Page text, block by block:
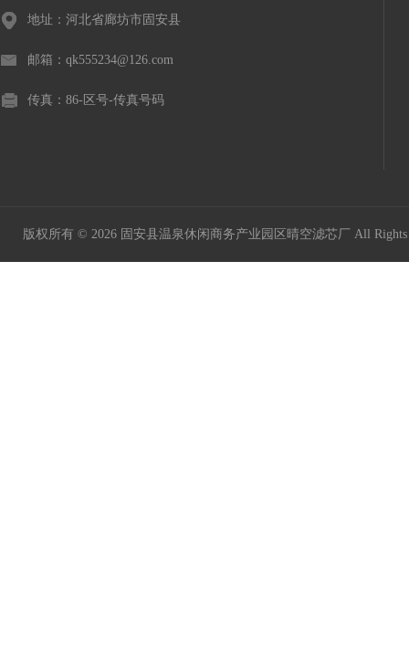
地址：河北省廊坊市固安县
邮箱：qk555234@126.com
传真：86-区号-传真号码
版权所有 © 2026 固安县温泉休闲商务产业园区晴空滤芯厂 All